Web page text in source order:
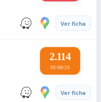
Ver ficha
2.114
03/08/26
Ver ficha